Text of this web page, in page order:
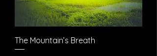
The Mountain’s Breath